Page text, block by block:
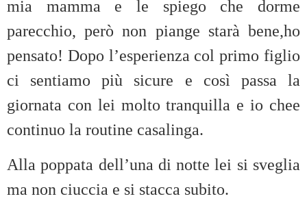
mia mamma e le spiego che dorme
parecchio, però non piange starà bene,ho
pensato! Dopo l’esperienza col primo figlio
ci sentiamo più sicure e così passa la
giornata con lei molto tranquilla e io chee
continuo la routine casalinga.
Alla poppata dell’una di notte lei si sveglia
ma non ciuccia e si stacca subito.